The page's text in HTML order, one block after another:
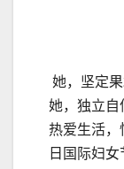
她，坚定
她，独立自
热爱生活，
日国际妇